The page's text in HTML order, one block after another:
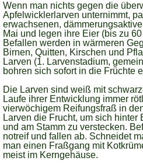
Wenn man nichts gegen die
Apfelwicklerlarven unternimmt,
erwachsenen,
Mai und legen ihre Eier (bis zu
Befallen werden in wärmeren
Birnen, Quitten, Kirschen und
Larven (1. Larvenstadium,
bohren sich sofort in die Früchte
Die Larven sind weiß mit
Laufe ihrer Entwicklung immer
vierwöchigem Reifungsfraß in
Larven die Frucht, um sich hinter
und am Stamm zu verstecken.
notreif und fallen ab. Schneidet
man einen Fraßgang mit
meist im Kerngehäuse.